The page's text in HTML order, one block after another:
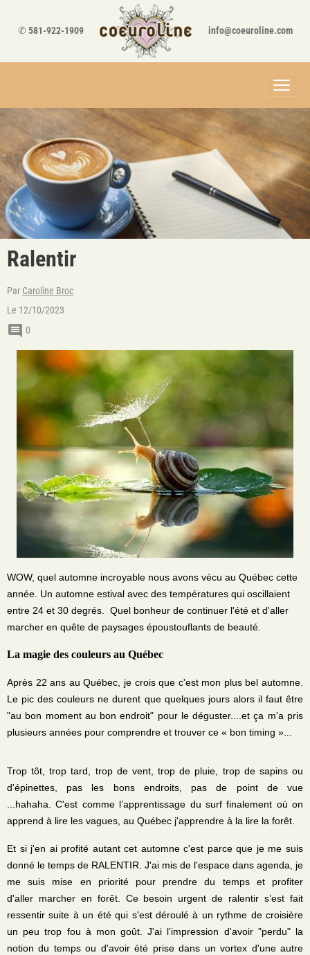
✆ 581-922-1909 info@coeuroline.com
Ralentir
Par Caroline Broc
Le 12/10/2023
0
WOW, quel automne incroyable nous avons vécu au Québec cette
année. Un automne estival avec des températures qui oscillaient
entre 24 et 30 degrés. Quel bonheur de continuer l'été et d'aller
marcher en quête de paysages époustouflants de beauté.
La magie des couleurs au Québec
Après 22 ans au Québec, je crois que c'est mon plus bel automne.
Le pic des couleurs ne durent que quelques jours alors il faut être
"au bon moment au bon endroit" pour le déguster....et ça m'a pris
plusieurs années pour comprendre et trouver ce « bon timing »...
Trop tôt, trop tard, trop de vent, trop de pluie, trop de sapins ou
d'épinettes, pas les bons endroits, pas de point de vue
...hahaha. C'est comme l’apprentissage du surf finalement où on
apprend à lire les vagues, au Québec j'apprendre à la lire la forêt.
Et si j'en ai profité autant cet automne c'est parce que je me suis
donné le temps de RALENTIR. J'ai mis de l'espace dans agenda, je
me suis mise en priorité pour prendre du temps et profiter
d'aller marcher en forêt. Ce besoin urgent de ralentir s’est fait
ressentir suite à un été qui s'est déroulé à un rythme de croisière
un peu trop fou à mon goût. J'ai l'impression d'avoir "perdu" la
notion du temps ou d'avoir été prise dans un vortex d'une autre